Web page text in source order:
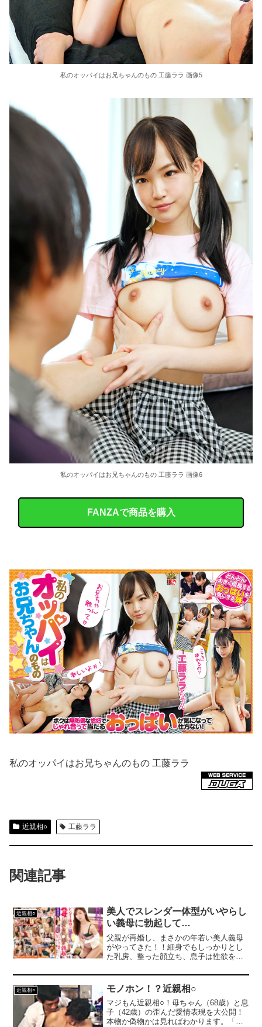
私のオッパイはお兄ちゃんのもの 工藤ララ 画像5
私のオッパイはお兄ちゃんのもの 工藤ララ 画像6
FANZAで商品を購入
私のオッパイはお兄ちゃんのもの 工藤ララ
近親相○ 工藤ララ
関連記事
近親相○
美人でスレンダー体型がいやらし
い義母に勃起して…
父親が再婚し、まさかの年若い美人義母
がやってきた！！細身でもしっかりとし
た乳房、整った顔立ち、息子は性欲を抑
母は義母で、普段はお淑やかでしたが、
想像できない、かなりのエロボディ
で！！旦那が居ない合間に、義理の息子
の勃起オチンポを欲しそうにしちゃっ
て！！
近親相○ モノホン！？近親相○
マジもん近親相○！母ちゃん（68歳）と息
子（42歳）の歪んだ愛情表現を大公開！
本物か偽物かは見ればわかります。「母